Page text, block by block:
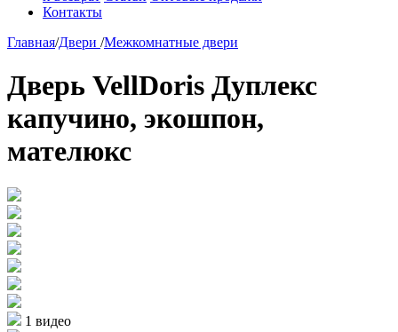
Контакты
Главная/Двери /Межкомнатные двери
Дверь VellDoris Дуплекс
капучино, экошпон,
мателюкс
1 видео